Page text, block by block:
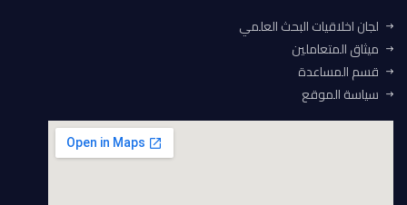
لجان اخلاقيات البحث العلمي
ميثاق المتعاملين
قسم المساعدة
سياسة الموقع